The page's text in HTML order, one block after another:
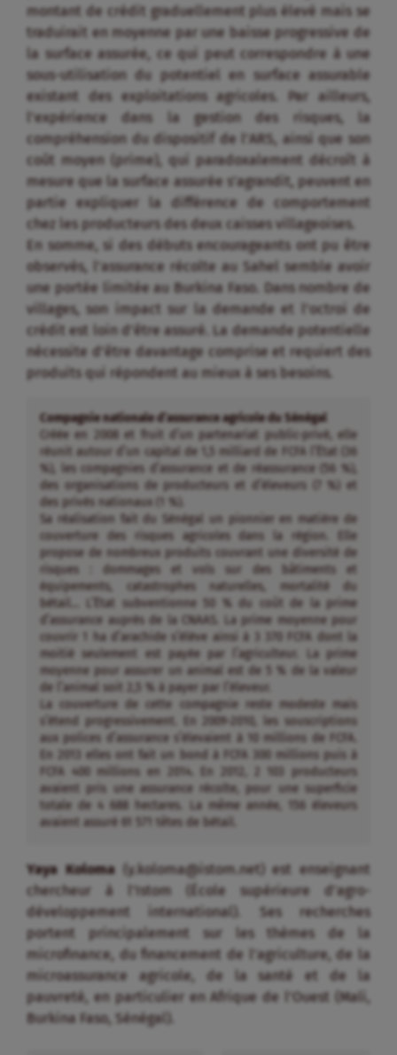
montant de crédit graduellement plus élevé mais se
traduirait en moyenne par une baisse progressive de
la surface assurée, ce qui peut correspondre à une
sous-utilisation du potentiel en surface assurable
existant des exploitations agricoles. Par ailleurs,
l’expérience dans la gestion des risques, la
compréhension du dispositif de l’ARS, ainsi que son
coût moyen (prime), qui paradoxalement décroît à
mesure que la surface assurée s’agrandit, peuvent en
partie expliquer la différence de comportement
chez les producteurs des deux caisses villageoises.
En somme, si des débuts encourageants ont pu être
observés, l’assurance récolte au Sahel semble avoir
une portée limitée au Burkina Faso. Dans nombre de
villages, son impact sur la demande et l’octroi de
crédit est loin d’être assuré. La demande potentielle
nécessite d’être davantage comprise et requiert des
produits qui répondent au mieux à ses besoins.
Compagnie nationale d’assurance agricole du Sénégal
Créée en 2008 et fruit d’un partenariat public-privé, elle
réunit autour d’un capital de 1,5 milliard de FCFA l’État (36
%), les compagnies d’assurance et de réassurance (56 %),
des organisations de producteurs et d’éleveurs (7 %) et
des privés nationaux (1 %).
Sa réalisation fait du Sénégal un pionnier en matière de
couverture des risques agricoles dans la région. Elle
propose de nombreux produits couvrant une diversité de
risques : dommages et vols sur des bâtiments et
équipements, catastrophes naturelles, mortalité du
bétail… L’État subventionne 50 % du coût de la prime
d’assurance auprès de la CNAAS. La prime moyenne pour
couvrir 1 ha d’arachide s’élève ainsi à 3 370 FCFA dont la
moitié seulement est payée par l’agriculteur. La prime
moyenne pour assurer un animal est de 5 % de la valeur
de l’animal soit 2,5 % à payer par l’éleveur.
La couverture de cette compagnie reste modeste mais
s’étend progressivement. En 2009-2010, les souscriptions
aux polices d’assurance s’élevaient à 10 millions de FCFA.
En 2013 elles ont fait un bond à FCFA 300 millions puis à
FCFA 400 millions en 2014. En 2012, 2 103 producteurs
avaient pris une assurance récolte, pour une superficie
totale de 4 688 hectares. La même année, 156 éleveurs
avaient assuré 61 571 têtes de bétail.
Yaya Koloma(y.koloma@istom.net) est enseignant
chercheur à l’Istom (École supérieure d’agro-
développement international). Ses recherches
portent principalement sur les thèmes de la
microfinance, du financement de l’agriculture, de la
microassurance agricole, de la santé et de la
pauvreté, en particulier en Afrique de l’Ouest (Mali,
Burkina Faso, Sénégal).